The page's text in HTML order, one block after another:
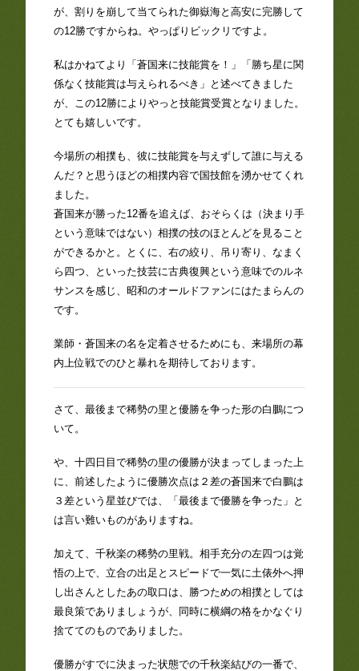
が、割りを崩して当てられた御嶽海と高安に完勝して
の12勝ですからね。やっぱりビックリですよ。
私はかねてより「蒼国来に技能賞を！」「勝ち星に関
係なく技能賞は与えられるべき」と述べてきました
が、この12勝によりやっと技能賞受賞となりました。
とても嬉しいです。
今場所の相撲も、彼に技能賞を与えずして誰に与える
んだ？と思うほどの相撲内容で国技館を湧かせてくれ
ました。
蒼国来が勝った12番を追えば、おそらくは（決まり手
という意味ではない）相撲の技のほとんどを見ること
ができるかと。とくに、右の絞り、吊り寄り、なまく
ら四つ、といった技芸に古典復興という意味でのルネ
サンスを感じ、昭和のオールドファンにはたまらんの
です。
業師・蒼国来の名を定着させるためにも、来場所の幕
内上位戦でのひと暴れを期待しております。
さて、最後まで稀勢の里と優勝を争った形の白鵬につ
いて。
や、十四日目で稀勢の里の優勝が決まってしまった上
に、前述したように優勝次点は２差の蒼国来で白鵬は
３差という星並びでは、「最後まで優勝を争った」と
は言い難いものがありますね。
加えて、千秋楽の稀勢の里戦。相手充分の左四つは覚
悟の上で、立合の出足とスピードで一気に土俵外へ押
し出さんとしたあの取口は、勝つための相撲としては
最良策でありましょうが、同時に横綱の格をかなぐり
捨ててのものでありました。
優勝がすでに決まった状態での千秋楽結びの一番で、